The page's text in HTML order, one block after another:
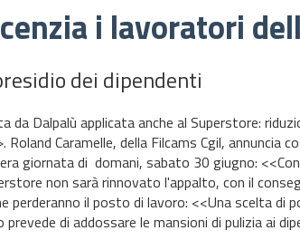
i lavoratori
dei dipendenti
Dalpalù applicata anche al Superstore:
Caramelle, della Filcams Cgil, annuncia
giornata di domani, sabato 30 giugno:
non sarà rinnovato l'appalto, con il
il posto di lavoro: <<Una scelta di
di addossare le mansioni di pulizia ai